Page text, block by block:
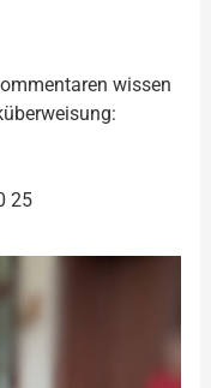
wissen
25